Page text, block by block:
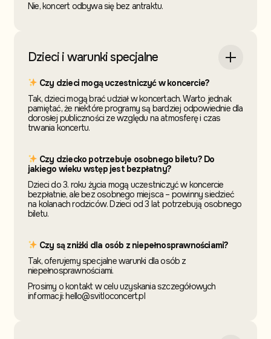
Nie, koncert odbywa się bez antraktu.
Dzieci i warunki specjalne
Czy dzieci mogą uczestniczyć w koncercie?
Tak, dzieci mogą brać udział w koncertach. Warto jednak
pamiętać, że niektóre programy są bardziej odpowiednie dla
dorosłej publiczności ze względu na atmosferę i czas
trwania koncertu.
Czy dziecko potrzebuje osobnego biletu? Do
jakiego wieku wstęp jest bezpłatny?
Dzieci do 3. roku życia mogą uczestniczyć w koncercie
bezpłatnie, ale bez osobnego miejsca – powinny siedzieć
na kolanach rodziców. Dzieci od 3 lat potrzebują osobnego
biletu.
Czy są zniżki dla osób z niepełnosprawnościami?
Tak, oferujemy specjalne warunki dla osób z
niepełnosprawnościami.
Prosimy o kontakt w celu uzyskania szczegółowych
informacji: hello@svitloconcert.pl